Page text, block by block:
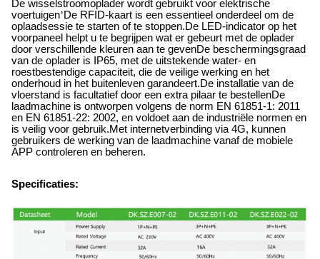
De wisselstroomoplader wordt gebruikt voor elektrische
voertuigen’De RFID-kaart is een essentieel onderdeel om de
oplaadsessie te starten of te stoppen.De LED-indicator op het
voorpaneel helpt u te begrijpen wat er gebeurt met de oplader
door verschillende kleuren aan te gevenDe beschermingsgraad
van de oplader is IP65, met de uitstekende water- en
roestbestendige capaciteit, die de veilige werking en het
onderhoud in het buitenleven garandeert.De installatie van de
vloerstand is facultatief door een extra pilaar te bestellenDe
laadmachine is ontworpen volgens de norm EN 61851-1: 2011
en EN 61851-22: 2002, en voldoet aan de industriële normen en
is veilig voor gebruik.Met internetverbinding via 4G, kunnen
gebruikers de werking van de laadmachine vanaf de mobiele
APP controleren en beheren.
Specificaties: